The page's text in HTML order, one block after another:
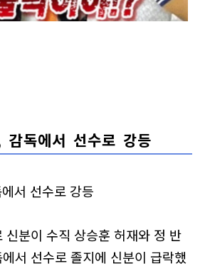
감독에서 선수로 강등
서 선수로 강등
신분이 수직 상승훈 허재와 정 반
서 선수로 졸지에 신분이 급락했